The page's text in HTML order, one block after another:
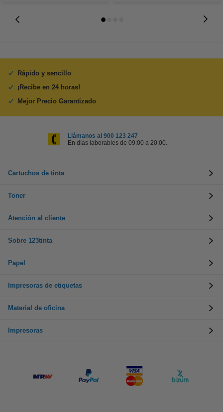
Rápido y sencillo
¡Recibe en 24 horas!
Mejor Precio Garantizado
Llámanos al 900 123 247
En días laborables de 09:00 a 20:00.
Cartuchos de tinta
Toner
Atención al cliente
Sobre 123tinta
Papel
Impresoras de etiquetas
Material de oficina
Impresoras